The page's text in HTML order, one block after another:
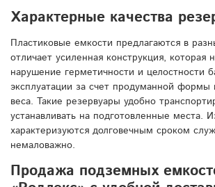
Характерные качества
Пластиковые емкости предлагаются в
отличает усиленная конструкция, которая
нарушение герметичности и целостности
эксплуатации за счет продуманной формы
веса. Такие резервуары удобно
устанавливать на подготовленные места.
характеризуются долговечным сроком
немаловажно.
Продажа подземных